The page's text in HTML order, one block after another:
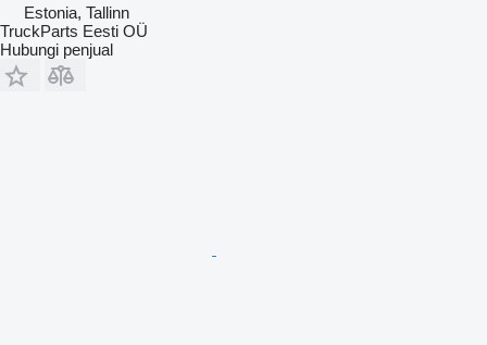
Estonia, Tallinn
TruckParts Eesti OÜ
Hubungi penjual